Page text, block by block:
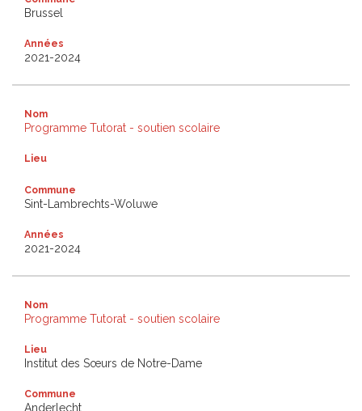
Brussel
Années
2021-2024
Nom
Programme Tutorat - soutien scolaire
Lieu
Commune
Sint-Lambrechts-Woluwe
Années
2021-2024
Nom
Programme Tutorat - soutien scolaire
Lieu
Institut des Sœurs de Notre-Dame
Commune
Anderlecht